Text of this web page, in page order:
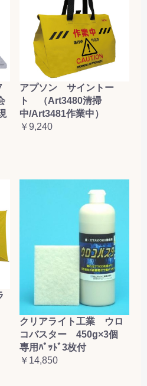
アプソン サイントー
ト （Art3480清掃
中/Art3481作業中）
￥9,240
クリアライト工業 ウロ
コバスター 450g×3個
専用ﾊﾟｯﾄﾞ3枚付
￥14,850